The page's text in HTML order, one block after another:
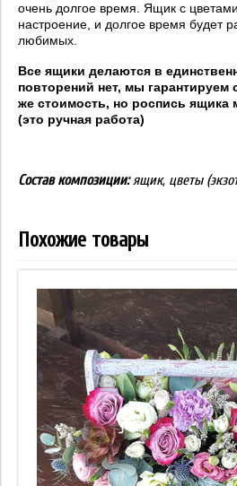
очень долгое время. Ящик с
настроение, и долгое время будет
любимых.
Все ящики делаются в
повторений нет, мы гарантируем
же стоимость, но роспись ящика
(это ручная работа)
Состав композиции:ящик, цветы
Похожие товары